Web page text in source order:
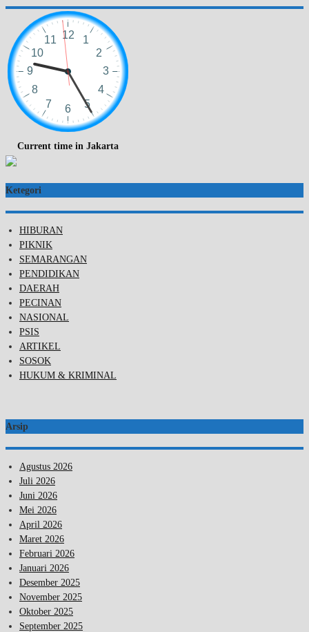
Current time in Jakarta
Ketegori
HIBURAN
PIKNIK
SEMARANGAN
PENDIDIKAN
DAERAH
PECINAN
NASIONAL
PSIS
ARTIKEL
SOSOK
HUKUM & KRIMINAL
Arsip
Agustus 2026
Juli 2026
Juni 2026
Mei 2026
April 2026
Maret 2026
Februari 2026
Januari 2026
Desember 2025
November 2025
Oktober 2025
September 2025